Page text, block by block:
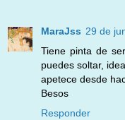
MaraJss 29 de
Tiene pinta de
puedes soltar,
apetece desde
Besos
Responder